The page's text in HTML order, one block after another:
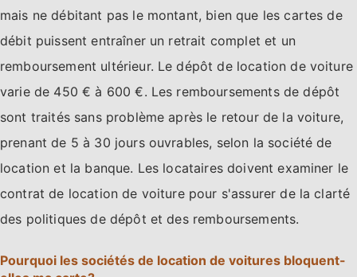
mais ne débitant pas le montant, bien que les cartes de
débit puissent entraîner un retrait complet et un
remboursement ultérieur. Le dépôt de location de voiture
varie de 450 € à 600 €. Les remboursements de dépôt
sont traités sans problème après le retour de la voiture,
prenant de 5 à 30 jours ouvrables, selon la société de
location et la banque. Les locataires doivent examiner le
contrat de location de voiture pour s'assurer de la clarté
des politiques de dépôt et des remboursements.
Pourquoi les sociétés de location de voitures bloquent-